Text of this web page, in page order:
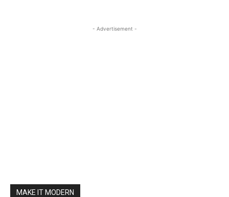
- Advertisement -
MAKE IT MODERN